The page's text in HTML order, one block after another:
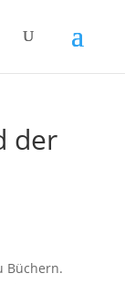
der
Büchern.